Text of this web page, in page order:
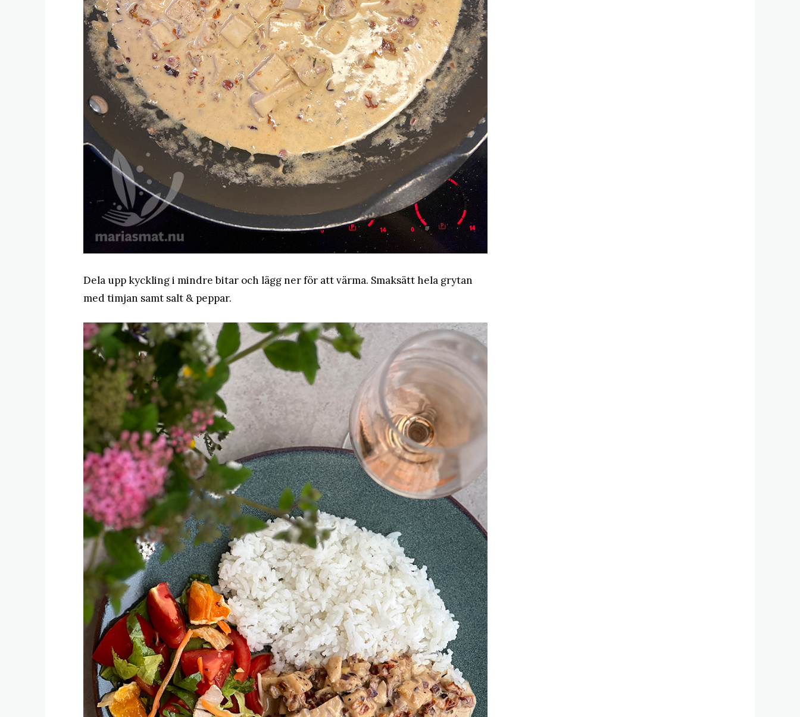
Dela upp kyckling i mindre bitar och lägg ner för att värma. Smaksätt hela grytan
med timjan samt salt & peppar.